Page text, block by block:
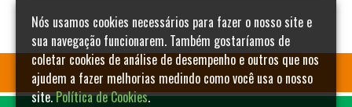
Nós usamos cookies necessários para fazer o nosso site e
sua navegação funcionarem. Também gostaríamos de
coletar cookies de análise de desempenho e outros que nos
ajudem a fazer melhorias medindo como você usa o nosso
site.Política de Cookies.